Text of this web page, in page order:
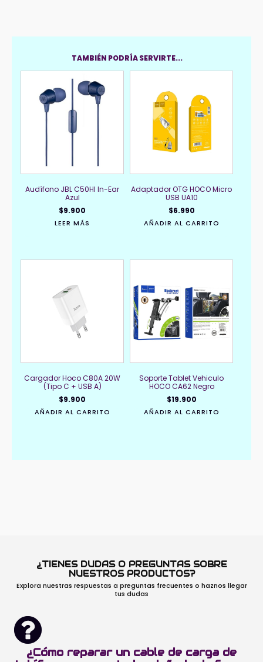
TAMBIÉN PODRÍA SERVIRTE...
Audífono JBL C50HI In-Ear
Azul
$9.900
LEER MÁS
Adaptador OTG HOCO Micro
USB UA10
$6.990
AÑADIR AL CARRITO
Cargador Hoco C80A 20W
(Tipo C + USB A)
$9.900
AÑADIR AL CARRITO
Soporte Tablet Vehiculo
HOCO CA62 Negro
$19.900
AÑADIR AL CARRITO
¿TIENES DUDAS O PREGUNTAS SOBRE
NUESTROS PRODUCTOS?
Explora nuestras respuestas a preguntas frecuentes o haznos llegar
tus dudas
¿Cómo reparar un cable de carga de